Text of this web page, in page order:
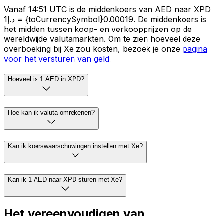
Vanaf 14:51 UTC is de middenkoers van AED naar XPD
د.إ1 = {toCurrencySymbol}0.00019. De middenkoers is
het midden tussen koop- en verkoopprijzen op de
wereldwijde valutamarkten. Om te zien hoeveel deze
overboeking bij Xe zou kosten, bezoek je onze pagina
voor het versturen van geld.
Hoeveel is 1 AED in XPD?
Hoe kan ik valuta omrekenen?
Kan ik koerswaarschuwingen instellen met Xe?
Kan ik 1 AED naar XPD sturen met Xe?